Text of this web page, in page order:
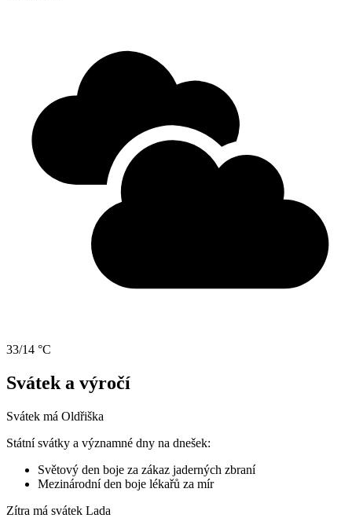
33/14 °C
Svátek a výročí
Svátek má Oldřiška
Státní svátky a významné dny na dnešek:
Světový den boje za zákaz jaderných zbraní
Mezinárodní den boje lékařů za mír
Zítra má svátek Lada